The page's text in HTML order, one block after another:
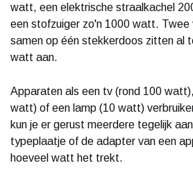
watt, een elektrische straalkachel
een stofzuiger zo'n 1000 watt. Twee
samen op één stekkerdoos zitten al
watt aan.
Apparaten als een tv (rond 100
watt) of een lamp (10 watt)
kun je er gerust meerdere tegelijk
typeplaatje of de adapter van een
hoeveel watt het trekt.